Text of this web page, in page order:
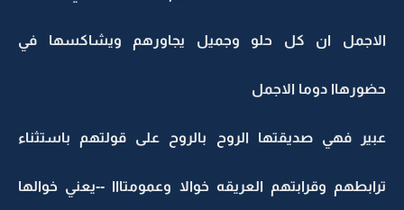
الاجمل ان كل حلو وجميل يجاورهم ويشاكسها في
حضورهاا دوما الاجمل
عبير فهي صديقتها الروح بالروح على قولتهم باستثناء
ترابطهم وقرابتهم العريقه خوالا وعمومتااا --يعني خوالها